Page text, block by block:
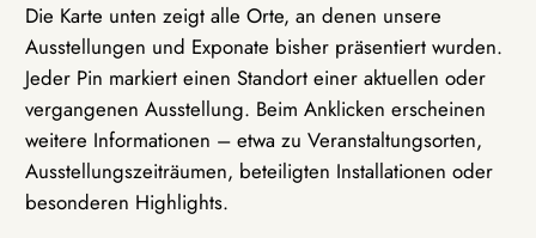
Die Karte unten zeigt alle Orte, an denen unsere
Ausstellungen und Exponate bisher präsentiert wurden.
Jeder Pin markiert einen Standort einer aktuellen oder
vergangenen Ausstellung. Beim Anklicken erscheinen
weitere Informationen – etwa zu Veranstaltungsorten,
Ausstellungszeiträumen, beteiligten Installationen oder
besonderen Highlights.